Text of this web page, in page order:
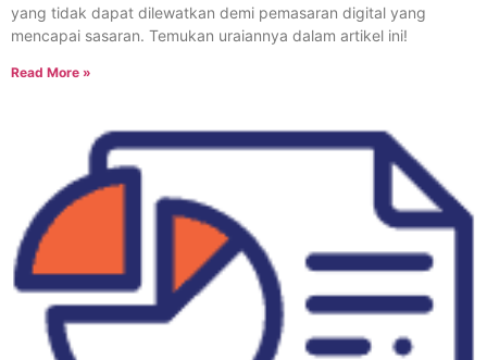
yang tidak dapat dilewatkan demi pemasaran digital yang
mencapai sasaran. Temukan uraiannya dalam artikel ini!
Read More »